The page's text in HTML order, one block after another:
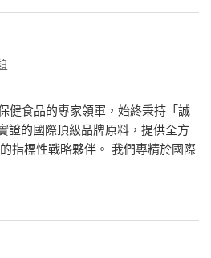
健食品的專家領軍，始終秉持「誠
證的國際頂級品牌原料，提供全方
指標性戰略夥伴。 我們專精於國際